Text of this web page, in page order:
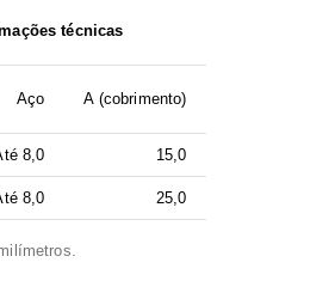
técnicas
Aço A (cobrimento)
8,0 15,0
8,0 25,0